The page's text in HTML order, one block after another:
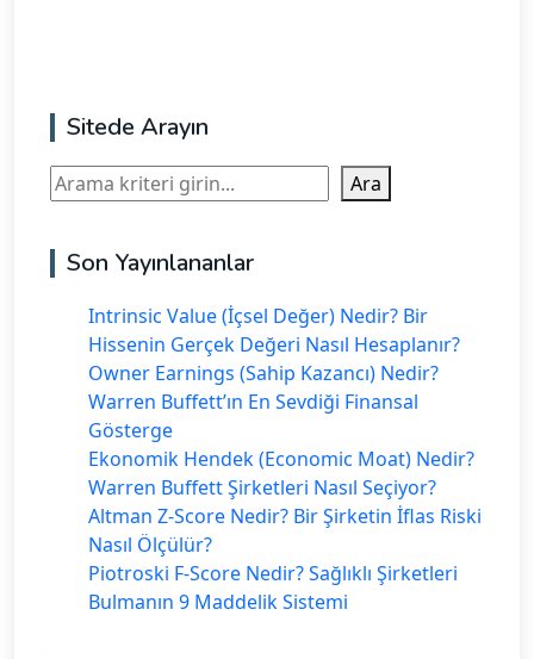
Sitede Arayın
Ara Ara
Son Yayınlananlar
Intrinsic Value (İçsel Değer) Nedir? Bir
Hissenin Gerçek Değeri Nasıl Hesaplanır?
Owner Earnings (Sahip Kazancı) Nedir?
Warren Buffett’ın En Sevdiği Finansal
Gösterge
Ekonomik Hendek (Economic Moat) Nedir?
Warren Buffett Şirketleri Nasıl Seçiyor?
Altman Z-Score Nedir? Bir Şirketin İflas Riski
Nasıl Ölçülür?
Piotroski F-Score Nedir? Sağlıklı Şirketleri
Bulmanın 9 Maddelik Sistemi